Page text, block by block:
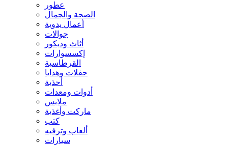
عطور
الصحة والجمال
أعمال يدوية
جوالات
أثاث وديكور
إكسسوارات
القرطاسية
حفلات وهدايا
أحذية
أدوات ومعدات
ملابس
ماركت وأغذية
كتب
ألعاب وترفيه
سيارات